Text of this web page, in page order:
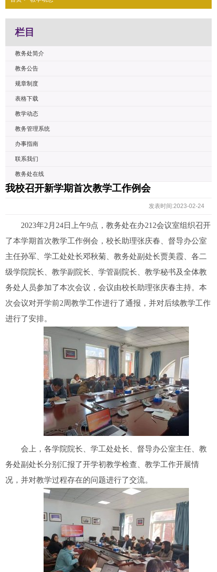
栏目
教务处简介
教务公告
规章制度
表格下载
教学动态
教务管理系统
办事指南
联系我们
教务处在线
我校召开新学期首次教学工作例会
发表时间:2023-02-24
2023年2月24日上午9点，教务处在办212会议室组织召开
了本学期首次教学工作例会，校长助理张庆春、督导办公室
主任孙军、学工处处长邓秋菊、教务处副处长贾美霞、各二
级学院院长、教学副院长、学管副院长、教学秘书及全体教
务处人员参加了本次会议，会议由校长助理张庆春主持。本
次会议对开学前2周教学工作进行了通报，并对后续教学工作
进行了安排。
会上，各学院院长、学工处处长、督导办公室主任、教
务处副处长分别汇报了开学初教学检查、教学工作开展情
况，并对教学过程存在的问题进行了交流。